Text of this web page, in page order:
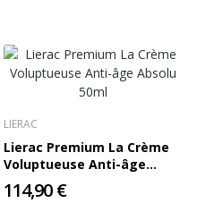
LIERAC
Lierac Premium La Crème
Voluptueuse Anti-âge
Absolu 50ml
114,90 €